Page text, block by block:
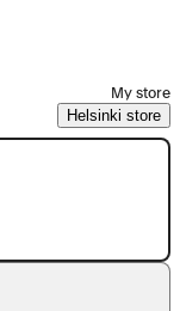
My store
Helsinki store